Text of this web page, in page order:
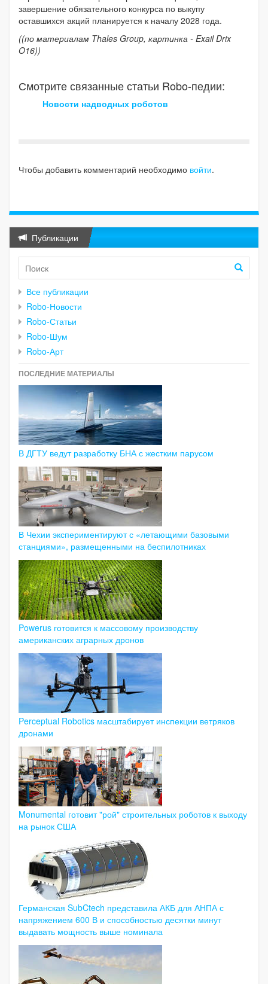
завершение обязательного конкурса по выкупу
оставшихся акций планируется к началу 2028 года.
((по материалам Thales Group, картинка - Exail Drix
O16))
Смотрите связанные статьи Robo-педии:
Новости надводных роботов
Чтобы добавить комментарий необходимо войти.
Публикации
Все публикации
Robo-Новости
Robo-Статьи
Robo-Шум
Robo-Арт
ПОСЛЕДНИЕ МАТЕРИАЛЫ
В ДГТУ ведут разработку БНА с жестким парусом
В Чехии экспериментируют с «летающими базовыми
станциями», размещенными на беспилотниках
Powerus готовится к массовому производству
американских аграрных дронов
Perceptual Robotics масштабирует инспекции ветряков
дронами
Monumental готовит "рой" строительных роботов к выходу
на рынок США
Германская SubCtech представила АКБ для АНПА с
напряжением 600 В и способностью десятки минут
выдавать мощность выше номинала